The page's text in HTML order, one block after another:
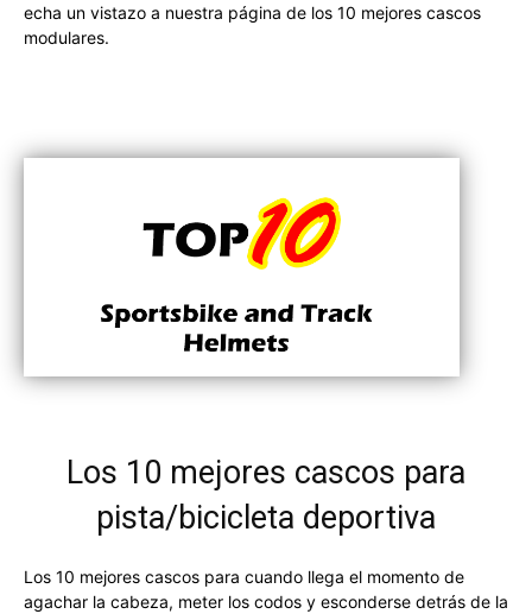
echa un vistazo a nuestra página de los 10 mejores cascos
modulares.
Los 10 mejores cascos para
pista/bicicleta deportiva
Los 10 mejores cascos para cuando llega el momento de
agachar la cabeza, meter los codos y esconderse detrás de la